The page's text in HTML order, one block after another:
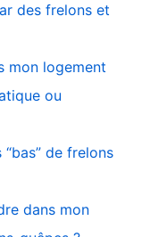
des frelons et
mon logement
ou
de frelons
dans mon